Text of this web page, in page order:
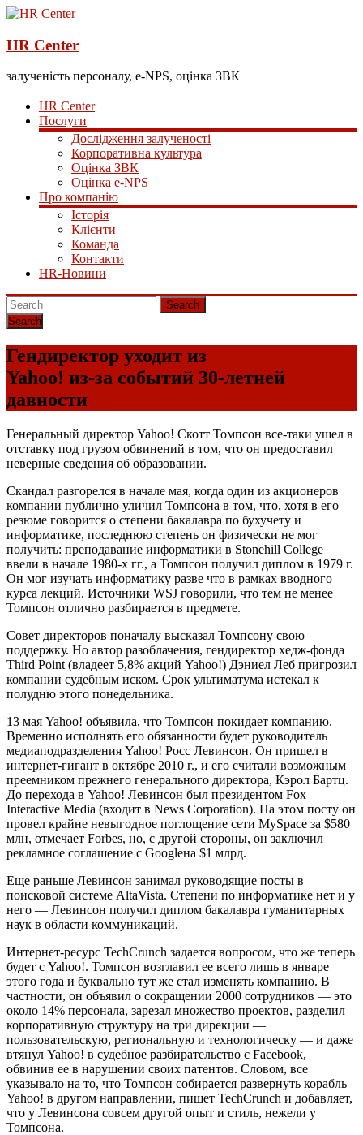
HR Center
залученість персоналу, e-NPS, оцінка ЗВК
HR Center
Послуги
Дослідження залученості
Корпоративна культура
Оцінка ЗВК
Оцінка e-NPS
Про компанію
Історія
Клієнти
Команда
Контакти
HR-Новини
Search
Гендиректор уходит из
Yahoo! из-за событий 30-летней
давности
Генеральный директор Yahoo! Скотт Томпсон все-таки ушел в
отставку под грузом обвинений в том, что он предоставил
неверные сведения об образовании.
Скандал разгорелся в начале мая, когда один из акционеров
компании публично уличил Томпсона в том, что, хотя в его
резюме говорится о степени бакалавра по бухучету и
информатике, последнюю степень он физически не мог
получить: преподавание информатики в Stonehill College
ввели в начале 1980-х гг., а Томпсон получил диплом в 1979 г.
Он мог изучать информатику разве что в рамках вводного
курса лекций. Источники WSJ говорили, что тем не менее
Томпсон отлично разбирается в предмете.
Совет директоров поначалу высказал Томпсону свою
поддержку. Но автор разоблачения, гендиректор хедж-фонда
Third Point (владеет 5,8% акций Yahoo!) Дэниел Леб пригрозил
компании судебным иском. Срок ультиматума истекал к
полудню этого понедельника.
13 мая Yahoo! объявила, что Томпсон покидает компанию.
Временно исполнять его обязанности будет руководитель
медиаподразделения Yahoo! Росс Левинсон. Он пришел в
интернет-гигант в октябре 2010 г., и его считали возможным
преемником прежнего генерального директора, Кэрол Бартц.
До перехода в Yahoo! Левинсон был президентом Fox
Interactive Media (входит в News Corporation). На этом посту он
провел крайне невыгодное поглощение сети MySpace за $580
млн, отмечает Forbes, но, с другой стороны, он заключил
рекламное соглашение с Googleна $1 млрд.
Еще раньше Левинсон занимал руководящие посты в
поисковой системе AltaVista. Степени по информатике нет и у
него — Левинсон получил диплом бакалавра гуманитарных
наук в области коммуникаций.
Интернет-ресурс TechCrunch задается вопросом, что же теперь
будет с Yahoo!. Томпсон возглавил ее всего лишь в январе
этого года и буквально тут же стал изменять компанию. В
частности, он объявил о сокращении 2000 сотрудников — это
около 14% персонала, зарезал множество проектов, разделил
корпоративную структуру на три дирекции —
пользовательскую, региональную и технологическу — и даже
втянул Yahoo! в судебное разбирательство с Facebook,
обвинив ее в нарушении своих патентов. Словом, все
указывало на то, что Томпсон собирается развернуть корабль
Yahoo! в другом направлении, пишет TechCrunch и добавляет,
что у Левинсона совсем другой опыт и стиль, нежели у
Томпсона.